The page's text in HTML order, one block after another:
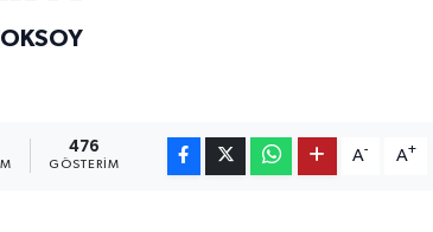
476
GÖSTERIM
A- A+